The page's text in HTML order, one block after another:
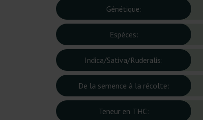
Génétique:
Espèces:
Indica/Sativa/Ruderalis:
De la semence à la récolte:
Teneur en THC: